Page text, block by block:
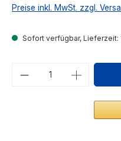
Preise inkl. MwSt. zzgl.
Sofort verfügbar, Lieferzeit:
Produkt